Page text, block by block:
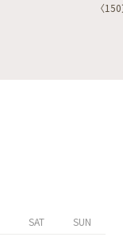
〈
SAT SUN